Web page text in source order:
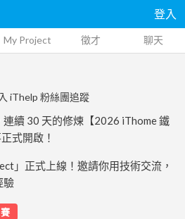
登入
My Project 徵才 聊天
iThelp 粉絲團追蹤
續 30 天的修煉【2026 iThome 鐵
式開啟！
」正式上線！邀請你用技術交流，
驗